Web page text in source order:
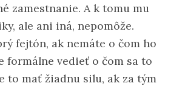
zamestnanie. A k tomu mu
ale ani iná, nepomôže.
fejtón, ak nemáte o čom ho
formálne vedieť o čom sa to
to mať žiadnu silu, ak za tým